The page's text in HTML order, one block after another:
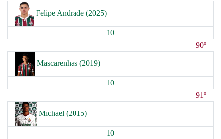
Felipe Andrade (2025)
10
90º
Mascarenhas (2019)
10
91º
Michael (2015)
10